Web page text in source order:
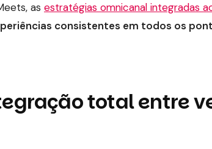
as estratégias omnicanal integradas
consistentes em todos os
total entre